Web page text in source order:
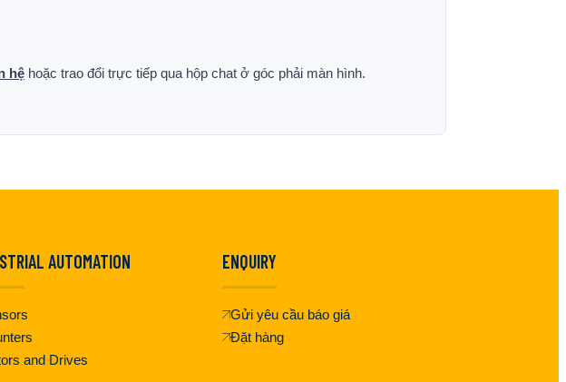
hệ hoặc trao đổi trực tiếp qua hộp chat ở góc phải màn hình.
AUTOMATION
and Drives
ENQUIRY
Gửi yêu cầu báo giá
Đặt hàng